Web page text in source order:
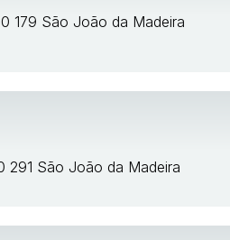
179 São João da Madeira
291 São João da Madeira